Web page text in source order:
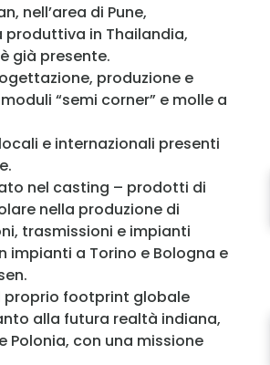
MY INFORICAMBI
nell’area di Pune,
produttiva in Thailandia,
già presente.
produzione e
“semi corner” e molle a
e internazionali presenti
nel casting – prodotti di
nella produzione di
trasmissioni e impianti
impianti a Torino e Bologna e
proprio footprint globale
alla futura realtà indiana,
Polonia, con una missione